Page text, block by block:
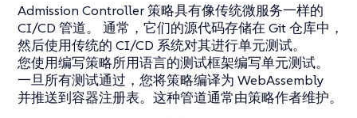
Admission Controller 策略具有像传统微服务一样的
CI/CD 管道。 通常，它们的源代码存储在 Git 仓库中，
然后使用传统的 CI/CD 系统对其进行单元测试。
您使用编写策略所用语言的测试框架编写单元测试。
一旦所有测试通过，您将策略编译为 WebAssembly
并推送到容器注册表。这种管道通常由策略作者维护。